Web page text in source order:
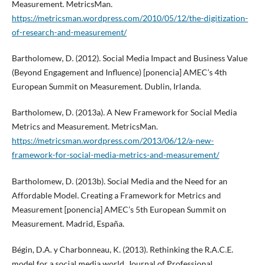
Measurement. MetricsMan.
https://metricsman.wordpress.com/2010/05/12/the-digitization-
of-research-and-measurement/
Bartholomew, D. (2012). Social Media Impact and Business Value
(Beyond Engagement and Influence) [ponencia] AMEC’s 4th
European Summit on Measurement. Dublin, Irlanda.
Bartholomew, D. (2013a). A New Framework for Social Media
Metrics and Measurement. MetricsMan.
https://metricsman.wordpress.com/2013/06/12/a-new-
framework-for-social-media-metrics-and-measurement/
Bartholomew, D. (2013b). Social Media and the Need for an
Affordable Model. Creating a Framework for Metrics and
Measurement [ponencia] AMEC’s 5th European Summit on
Measurement. Madrid, España.
Bégin, D.A. y Charbonneau, K. (2013). Rethinking the R.A.C.E.